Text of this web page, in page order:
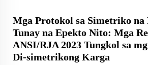
Mga Protokol sa Simetriko na
Tunay na Epekto Nito: Mga
ANSI/RJA 2023 Tungkol sa
Di-simetrikong Karga